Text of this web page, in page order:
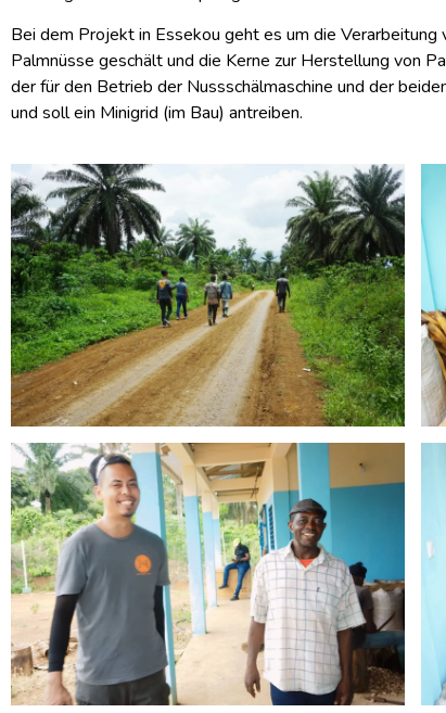
Bei dem Projekt in Essekou geht es um die
Palmnüsse geschält und die Kerne zur Herstellung von
der für den Betrieb der Nussschälmaschine und der
und soll ein Minigrid (im Bau) antreiben.